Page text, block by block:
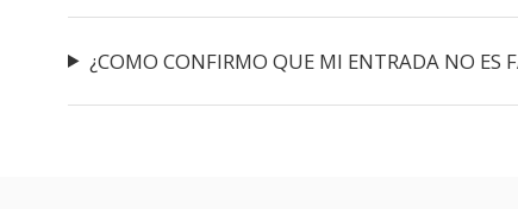
¿COMO CONFIRMO QUE MI ENTRADA NO ES